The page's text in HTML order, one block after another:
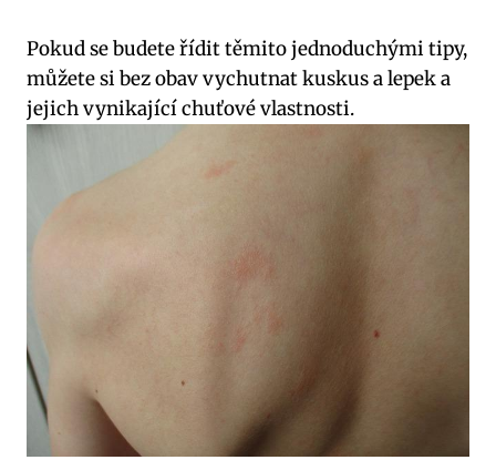
Pokud se budete řídit těmito jednoduchými tipy,
můžete si bez obav vychutnat kuskus a lepek a
jejich vynikající chuťové vlastnosti.